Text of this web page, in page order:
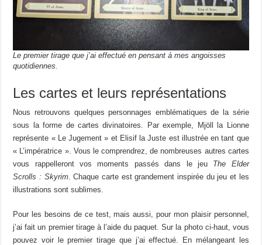
Le premier tirage que j’ai effectué en pensant à mes angoisses
quotidiennes.
Les cartes et leurs représentations
Nous retrouvons quelques personnages emblématiques de la série
sous la forme de cartes divinatoires. Par exemple, Mjöll la Lionne
représente « Le Jugement » et Elisif la Juste est illustrée en tant que
« L’impératrice ». Vous le comprendrez, de nombreuses autres cartes
vous rappelleront vos moments passés dans le jeu The Elder
Scrolls : Skyrim. Chaque carte est grandement inspirée du jeu et les
illustrations sont sublimes.
Pour les besoins de ce test, mais aussi, pour mon plaisir personnel,
j’ai fait un premier tirage à l’aide du paquet. Sur la photo ci-haut, vous
pouvez voir le premier tirage que j’ai effectué. En mélangeant les